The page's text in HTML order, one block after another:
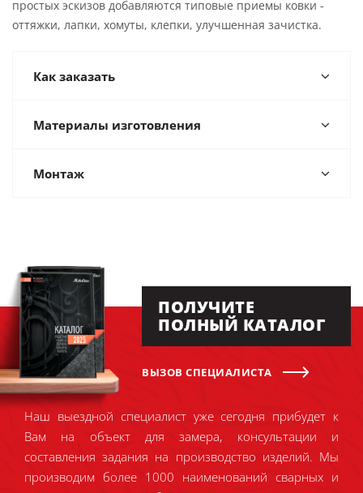
простых эскизов добавляются типовые приемы ковки -
оттяжки, лапки, хомуты, клепки, улучшенная зачистка.
Как заказать
Материалы изготовления
Монтаж
ПОЛУЧИТЕ
ПОЛНЫЙ КАТАЛОГ
ВЫЗОВ СПЕЦИАЛИСТА
Наш выездной специалист уже сегодня прибудет к
Вам на объект для замера, консультации и
составления задания на производство изделий. Мы
производим более 1000 наименований сварных и